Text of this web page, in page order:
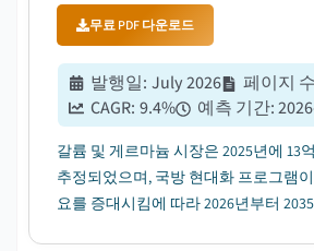
무료 PDF 다운로드
발행일: July 2026 페이지 수
CAGR: 9.4% 예측 기간:
갈륨 및 게르마늄 시장은 2025년에 13
추정되었으며, 국방 현대화 프로그램이
요를 증대시킴에 따라 2026년부터